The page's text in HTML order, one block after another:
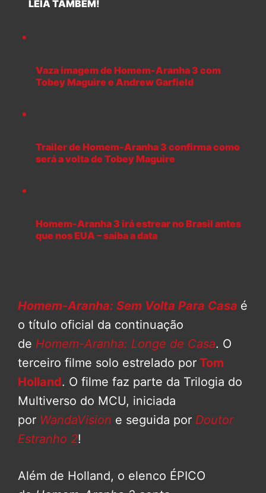
LEIA TAMBÉM!
Vaza imagem de Homem-Aranha 3 com
Tobey Maguire e Andrew Garfield
Trailer de Homem-Aranha 3 confirma como
será a volta de Tobey Maguire
Homem-Aranha 3 irá estrear no Brasil antes
que nos EUA – saiba a data
Homem-Aranha: Sem Volta Para Casa é
o título oficial da continuação
de Homem-Aranha: Longe de Casa. O
terceiro filme solo estrelado por Tom
Holland. O filme faz parte da Trilogia do
Multiverso do MCU, iniciada
por WandaVision e seguida por Doutor
Estranho 2!
Além de Holland, o elenco ÉPICO